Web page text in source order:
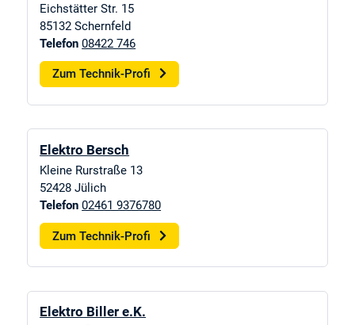
Eichstätter Str. 15
85132 Schernfeld
Telefon 08422 746
Zum Technik-Profi
Elektro Bersch
Kleine Rurstraße 13
52428 Jülich
Telefon 02461 9376780
Zum Technik-Profi
Elektro Biller e.K.